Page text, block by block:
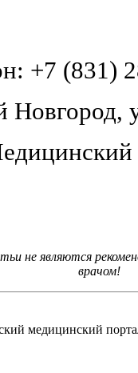
+7 (831)
Новгород,
не являются
врачом!
медицинский